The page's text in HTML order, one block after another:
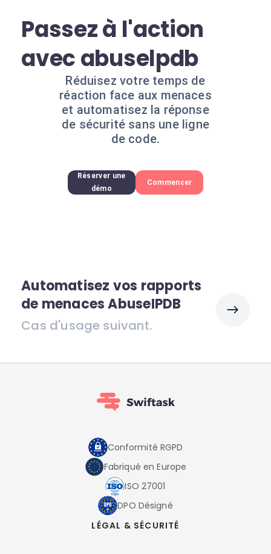
Passez à l'action
avec abuselpdb
Réduisez votre temps de
réaction face aux menaces
et automatisez la réponse
de sécurité sans une ligne
de code.
Réserver une
démo
Commencer
Automatisez vos rapports
de menaces AbuseIPDB
Cas d'usage suivant.
Conformité RGPD
Fabriqué en Europe
ISO 27001
DPO Désigné
LÉGAL & SÉCURITÉ